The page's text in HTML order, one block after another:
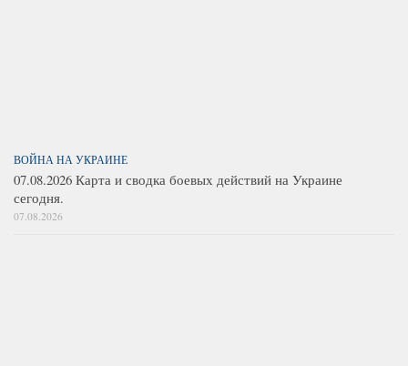
ВОЙНА НА УКРАИНЕ
07.08.2026 Карта и сводка боевых действий на Украине
сегодня.
07.08.2026